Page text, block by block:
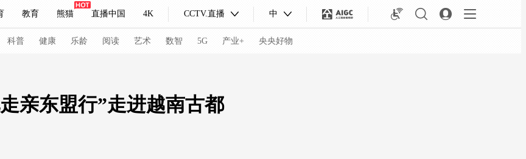
教育 熊猫 直播中国 4K CCTV.直播 中
热解读 天天学习
下载央视影音
科普 健康 乐龄 阅读 艺术 数智 5G 产业+ 央央好物
亲东盟行”走进越南古都